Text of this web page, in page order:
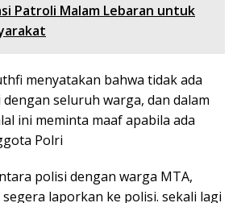
Patroli Malam Lebaran untuk
menyatakan bahwa tidak ada
seluruh warga, dan dalam
ini meminta maaf apabila ada
Polri
polisi dengan warga MTA,
laporkan ke polisi. sekali lagi